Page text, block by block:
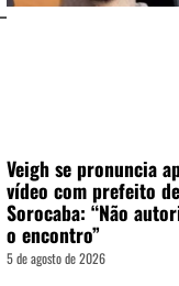
Veigh se pronuncia
vídeo com prefeito de
Sorocaba: “Não
o encontro”
5 de agosto de 2026